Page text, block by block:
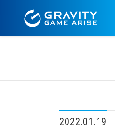
2022.01.19